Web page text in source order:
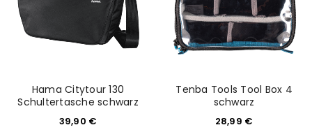
Hama Citytour 130
Schultertasche schwarz
39,90 €
Tenba Tools Tool Box 4
schwarz
28,99 €